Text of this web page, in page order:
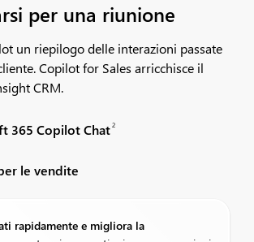
per una riunione
un riepilogo delle interazioni passate
Copilot for Sales arricchisce il
CRM.​
365 Copilot Chat2
le vendite
rapidamente e migliora la